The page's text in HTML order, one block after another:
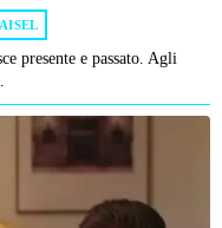
presente e passato. Agli